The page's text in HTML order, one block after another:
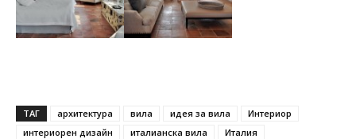
ТАГ архитектура вила идея за вила
Интериор
интериорен дизайн
италианска вила
Италия